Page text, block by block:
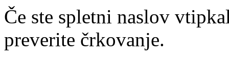
Če ste spletni naslov
preverite črkovanje.